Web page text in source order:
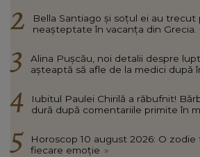
Bella Santiago și soțul ei au trecut
neașteptate în vacanța din Grecia.
Alina Pușcău, noi detalii despre
așteaptă să afle de la medici după
Iubitul Paulei Chirilă a răbufnit!
dură după comentariile primite în
Horoscop 10 august 2026: O
fiecare emoție »